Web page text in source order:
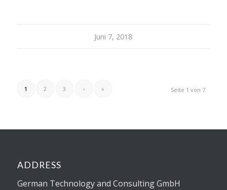
Juni 7, 2018
Seite 1 von 7
1 2 3 › »
ADDRESS
German Technology and Consulting GmbH